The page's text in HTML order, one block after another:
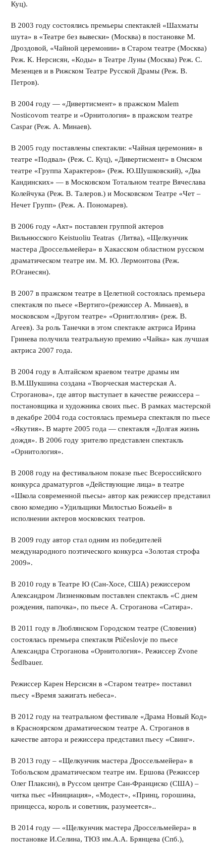
Куц).
В 2003 году состоялись премьеры спектаклей «Шахматы
шута» в «Театре без вывески» (Москва) в постановке М.
Дроздовой, «Чайной церемонии» в Старом театре (Москва)
Реж. К. Нерсисян, «Коды» в Театре Луны (Москва) Реж. С.
Мезенцев и в Рижском Театре Русской Драмы (Реж. В.
Петров).
В 2004 году — «Дивертисмент» в пражском Malem
Nosticovom театре и «Орнитология» в пражском театре
Caspar (Реж. А. Минаев).
В 2005 году поставлены спектакли: «Чайная церемония» в
театре «Подвал» (Реж. С. Куц), «Дивертисмент» в Омском
театре «Группа Характеров» (Реж. Ю.Шушковский), «Два
Кандинских» — в Московском Тотальном театре Вячеслава
Колейчука (Реж. В. Талеров.) и Московском Театре «Чет –
Нечет Групп» (Реж. А. Пономарев).
В 2006 году «Акт» поставлен группой актеров
Вильнюсского Keistuoliu Teatras (Литва), «Щелкунчик
мастера Дроссельмейера» в Хакасском областном русском
драматическом театре им. М. Ю. Лермонтова (Реж.
Р.Оганесян).
В 2007 в пражском театре в Целетной состоялась премьера
спектакля по пьесе «Вертиго»(режиссер А. Минаев), в
московском «Другом театре» «Орнитлолгия» (реж. В.
Агеев). За роль Танечки в этом спектакле актриса Ирина
Гринева получила театральную премию «Чайка» как лучшая
актриса 2007 года.
В 2004 году в Алтайском краевом театре драмы им
В.М.Шукшина создана «Творческая мастерская А.
Строганова», где автор выступает в качестве режиссера –
постановщика и художника своих пьес. В рамках мастерской
в декабре 2004 года состоялась премьера спектакля по пьесе
«Якутия». В марте 2005 года — спектакля «Долгая жизнь
дождя». В 2006 году зрителю представлен спектакль
«Орнитология».
В 2008 году на фестивальном показе пьес Всероссийского
конкурса драматургов «Действующие лица» в театре
«Школа современной пьесы» автор как режиссер представил
свою комедию «Удильщики Милостью Божьей» в
исполнении актеров московских театров.
В 2009 году автор стал одним из победителей
международного поэтического конкурса «Золотая строфа
2009».
В 2010 году в Театре Ю (Сан-Хосе, США) режиссером
Александром Лизненковым поставлен спектакль «С днем
рождения, папочка», по пьесе А. Строганова «Сатира».
В 2011 году в Люблянском Городском театре (Словения)
состоялась премьера спектакля Ptičeslovje по пьесе
Александра Строганова «Орнитология». Режиссер Zvone
Šedlbauer.
Режиссер Карен Нерсисян в «Старом театре» поставил
пьесу «Время зажигать небеса».
В 2012 году на театральном фестивале «Драма Новый Код»
в Красноярском драматическом театре А. Строганов в
качестве автора и режиссера представил пьесу «Свинг».
В 2013 году – «Щелкунчик мастера Дроссельмейера» в
Тобольском драматическом театре им. Ершова (Режиссер
Олег Плаксин), в Руссом центре Сан-Франциско (США) –
читка пьес «Инициация», «Модест», «Принц, горошина,
принцесса, король и советник, разумеется»..
В 2014 году — «Щелкунчик мастера Дроссельмейера» в
постановке И.Селина, ТЮЗ им.А.А. Брянцева (Спб.),